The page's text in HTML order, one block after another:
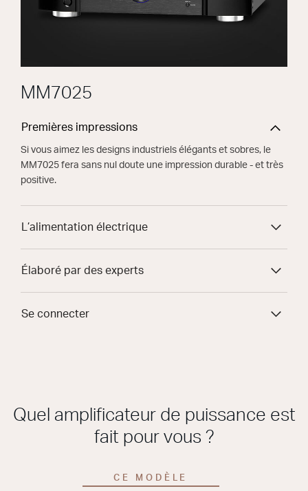
MM7025
Premières impressions
Si vous aimez les designs industriels élégants et sobres, le
MM7025 fera sans nul doute une impression durable - et très
positive.
L’alimentation électrique
Élaboré par des experts
Se connecter
Quel amplificateur de puissance est
fait pour vous ?
CE MODÈLE